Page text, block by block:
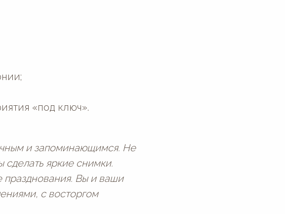
«под ключ».
и запоминающимся. Не
сделать яркие снимки.
празднования. Вы и ваши
с восторгом